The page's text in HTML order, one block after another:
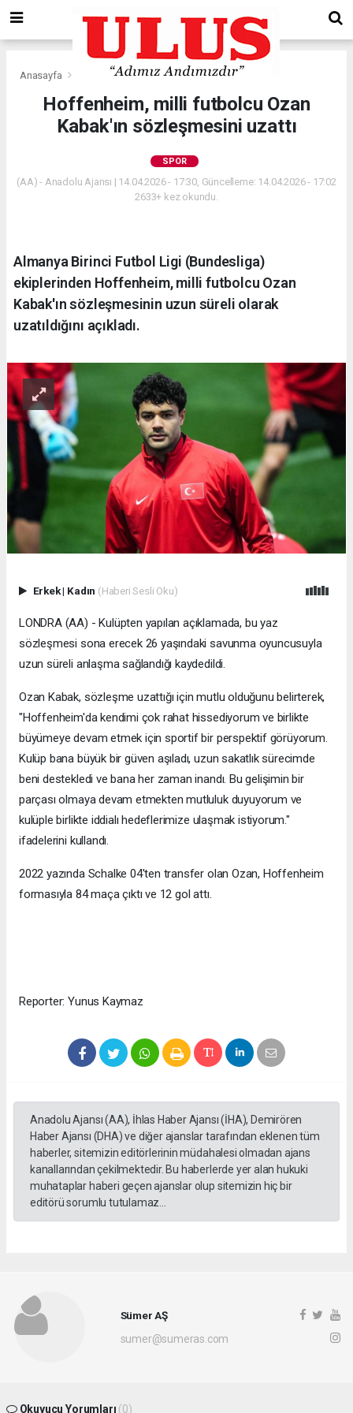
Anasayfa
Hoffenheim, milli futbolcu Ozan
Kabak'ın sözleşmesini uzattı
SPOR
(AA) - Anadolu Ajansı | 14.04.2026 - 17:30, Güncelleme: 14.04.2026 - 17:02
2633+ kez okundu.
Almanya Birinci Futbol Ligi (Bundesliga)
ekiplerinden Hoffenheim, milli futbolcu Ozan
Kabak'ın sözleşmesinin uzun süreli olarak
uzatıldığını açıkladı.
Erkek| Kadın (Haberi Sesli Oku)
LONDRA (AA) - Kulüpten yapılan açıklamada, bu yaz
sözleşmesi sona erecek 26 yaşındaki savunma oyuncusuyla
uzun süreli anlaşma sağlandığı kaydedildi.
Ozan Kabak, sözleşme uzattığı için mutlu olduğunu belirterek,
"Hoffenheim'da kendimi çok rahat hissediyorum ve birlikte
büyümeye devam etmek için sportif bir perspektif görüyorum.
Kulüp bana büyük bir güven aşıladı, uzun sakatlık sürecimde
beni destekledi ve bana her zaman inandı. Bu gelişimin bir
parçası olmaya devam etmekten mutluluk duyuyorum ve
kulüple birlikte iddialı hedeflerimize ulaşmak istiyorum."
ifadelerini kullandı.
2022 yazında Schalke 04'ten transfer olan Ozan, Hoffenheim
formasıyla 84 maça çıktı ve 12 gol attı.
Reporter: Yunus Kaymaz
Anadolu Ajansı (AA), İhlas Haber Ajansı (İHA), Demirören
Haber Ajansı (DHA) ve diğer ajanslar tarafından eklenen tüm
haberler, sitemizin editörlerinin müdahalesi olmadan ajans
kanallarından çekilmektedir. Bu haberlerde yer alan hukuki
muhataplar haberi geçen ajanslar olup sitemizin hiç bir
editörü sorumlu tutulamaz...
Sümer AŞ
sumer@sumeras.com
Okuyucu Yorumları (0)